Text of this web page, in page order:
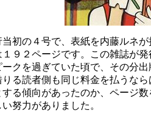
初の４号で、表紙を内藤ルネ
１９２ページです。この雑誌が
ークを過ぎていた頃で、その分
りる読者側も同じ料金を払うな
する傾向があったのか、ページ
い努力がありました。